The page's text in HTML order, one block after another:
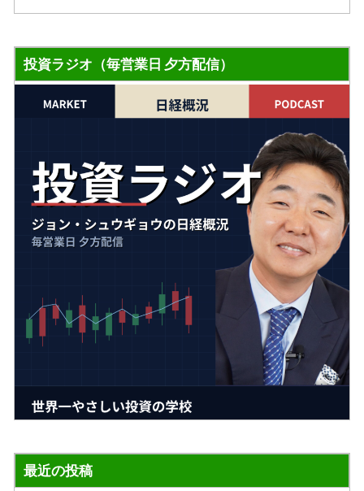
投資ラジオ（毎営業日 夕方配信）
最近の投稿